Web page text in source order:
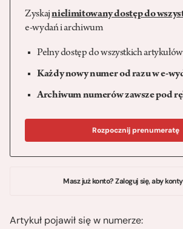
Zyskajnielimitowany dostęp do
e-wydań i archiwum
Pełny dostęp do wszystkich artykułów
Każdy nowy numer od razu w e-
Archiwum numerów zawsze pod
Rozpocznij prenumeratę
Masz już konto? Zaloguj się, aby
Artykuł pojawił się w numerze: